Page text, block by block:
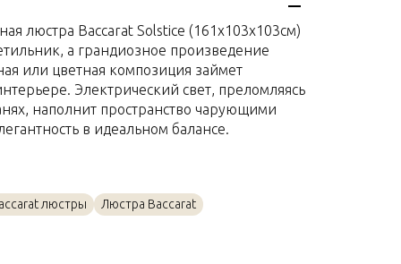
161 x 103 x 103см
люстра Baccarat Solstice (161x103x103см)
а грандиозное произведение
или цветная композиция займет
Электрический свет, преломляясь
наполнит пространство чарующими
в идеальном балансе.
люстры Люстра Baccarat